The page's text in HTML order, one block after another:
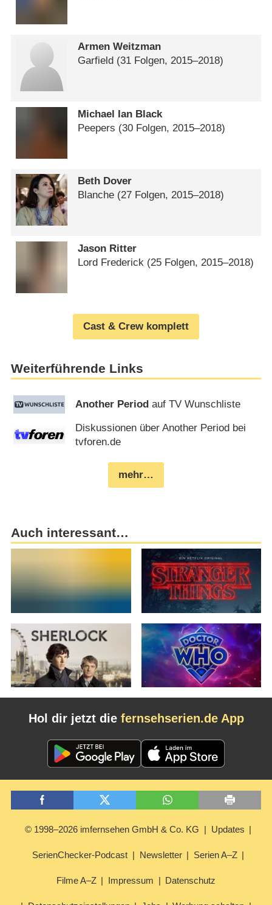
Armen Weitzman
Garfield (31 Folgen, 2015⁠–⁠2018)
Michael Ian Black
Peepers (30 Folgen, 2015⁠–⁠2018)
Beth Dover
Blanche (27 Folgen, 2015⁠–⁠2018)
Jason Ritter
Lord Frederick (25 Folgen, 2015⁠–⁠2018)
Cast & Crew komplett
Weiterführende Links
Another Period auf TV Wunschliste
Diskussionen über Another Period bei
tvforen.de
mehr…
Auch interessant…
Hol dir jetzt die fernsehserien.de App
© 1998–2026 imfernsehen GmbH & Co. KG Updates
SerienChecker-Podcast Newsletter Serien A–Z
Filme A–Z Impressum Datenschutz